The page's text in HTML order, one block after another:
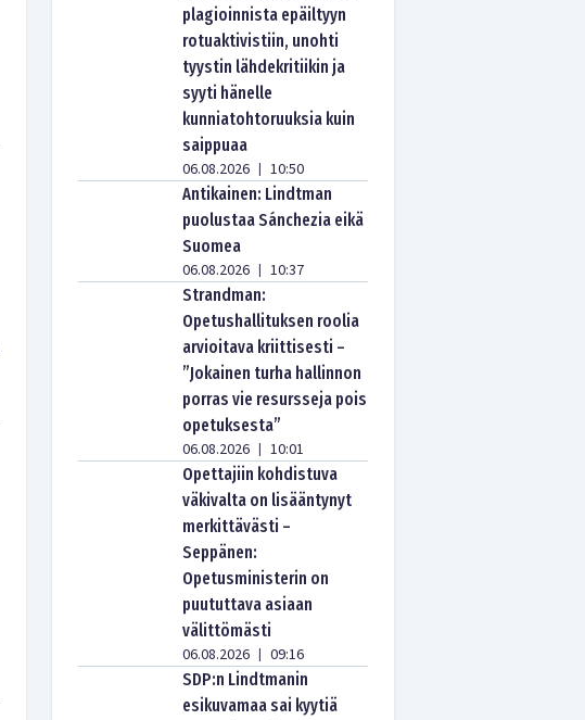
plagioinnista epäiltyyn
rotuaktivistiin, unohti
tyystin lähdekritiikin ja
syyti hänelle
kunniatohtoruuksia kuin
saippuaa
06.08.2026 | 10:50
Antikainen: Lindtman
puolustaa Sánchezia eikä
Suomea
06.08.2026 | 10:37
Strandman:
Opetushallituksen roolia
arvioitava kriittisesti –
”Jokainen turha hallinnon
porras vie resursseja pois
opetuksesta”
06.08.2026 | 10:01
Opettajiin kohdistuva
väkivalta on lisääntynyt
merkittävästi –
Seppänen:
Opetusministerin on
puututtava asiaan
välittömästi
06.08.2026 | 09:16
SDP:n Lindtmanin
esikuvamaa sai kyytiä